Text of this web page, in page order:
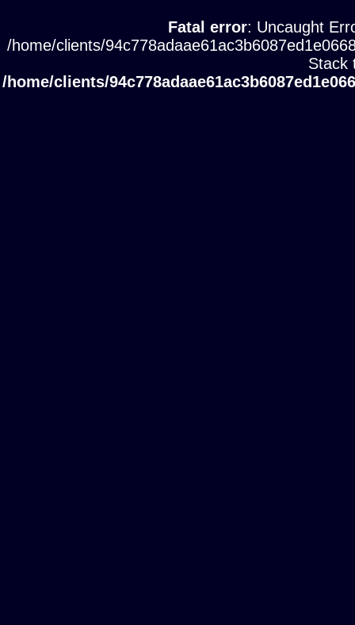
Fatal error: Uncaught
/home/clients/
Stack
/home/clients/